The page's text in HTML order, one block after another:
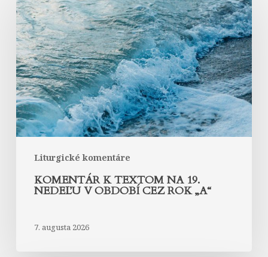
Liturgické komentáre
textom
na
19.
nedeľu
v
období
cez
rok
„A“
KOMENTÁR K TEXTOM NA 19.
NEDEĽU V OBDOBÍ CEZ ROK „A“
7. augusta 2026